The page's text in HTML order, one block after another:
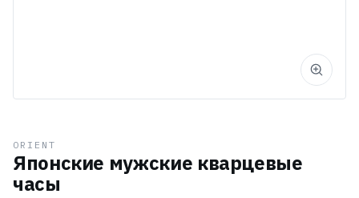
ORIENT
Японские мужские кварцевые
часы